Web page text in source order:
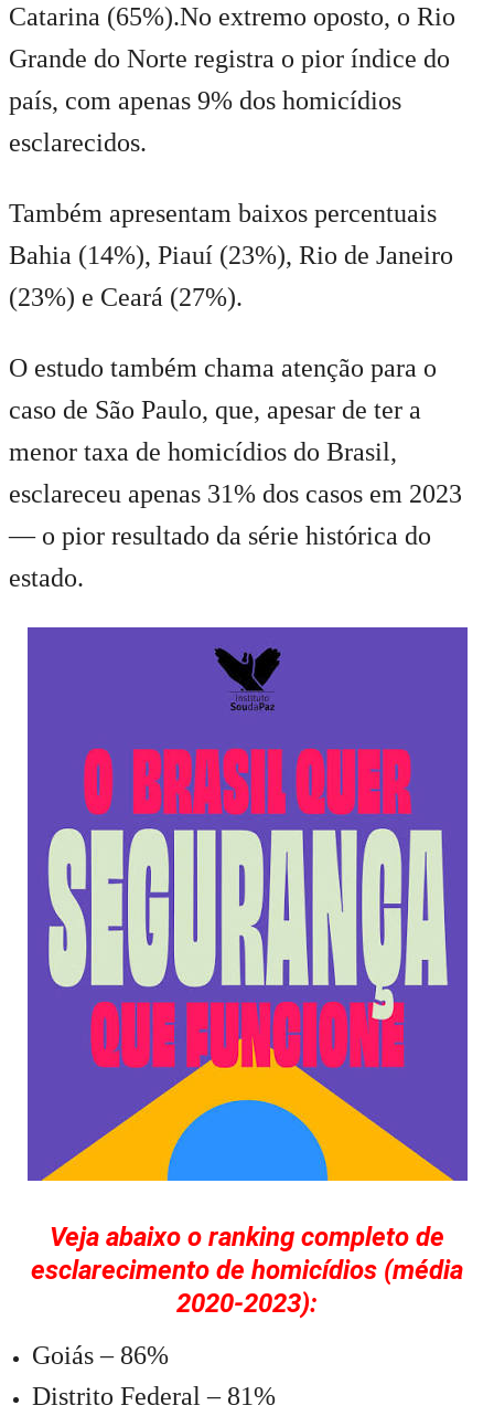
Catarina (65%).No extremo oposto, o Rio
Grande do Norte registra o pior índice do
país, com apenas 9% dos homicídios
esclarecidos.
Também apresentam baixos percentuais
Bahia (14%), Piauí (23%), Rio de Janeiro
(23%) e Ceará (27%).
O estudo também chama atenção para o
caso de São Paulo, que, apesar de ter a
menor taxa de homicídios do Brasil,
esclareceu apenas 31% dos casos em 2023
— o pior resultado da série histórica do
estado.
Veja abaixo o ranking completo de
esclarecimento de homicídios (média
2020-2023):
Goiás – 86%
Distrito Federal – 81%